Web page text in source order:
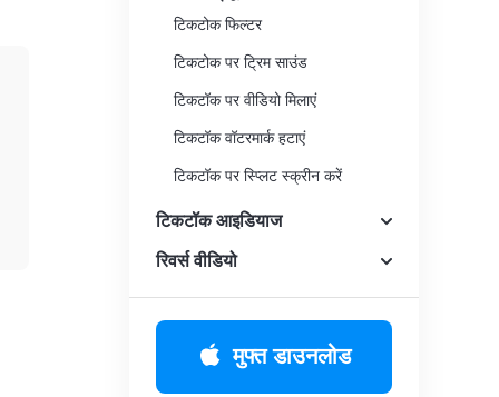
टिकटोक फिल्टर
टिकटोक पर ट्रिम साउंड
टिकटॉक पर वीडियो मिलाएं
टिकटॉक वॉटरमार्क हटाएं
टिकटॉक पर स्प्लिट स्क्रीन करें
टिकटॉक वॉटरमार्क हटाएं
टिकटॉक पर रिवर्स वीडियो ऑडियो
टिकटॉक आइडियाज
रिवर्स वीडियो
मुफ्त डाउनलोड